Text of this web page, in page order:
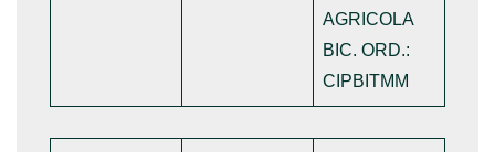
AGRICOLA
BIC. ORD.:
CIPBITMM